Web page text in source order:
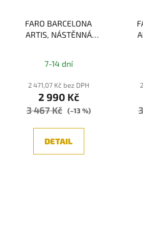
FARO BARCELONA
ARTIS, NÁSTĚNNÁ
1xE27
7-14 dní
2 471,07 Kč bez DPH
2 990 Kč
3 467 Kč (–13 %)
DETAIL